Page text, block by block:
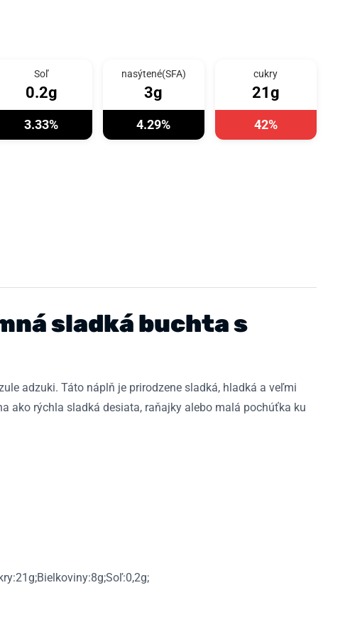
Soľ
0.2g
3.33%
nasýtené(SFA)
3g
4.29%
cukry
21g
42%
sladká buchta s
adzuki. Táto náplň je prirodzene sladká, hladká a veľmi
ako rýchla sladká desiata, raňajky alebo malá pochúťka ku